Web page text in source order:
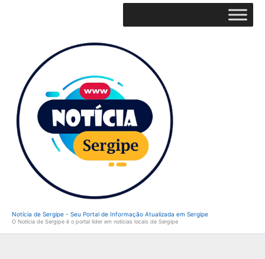
Notícia de Sergipe - Seu Portal de Informação Atualizada em Sergipe
O Notícia de Sergipe é o portal líder em notícias locais de Sergipe